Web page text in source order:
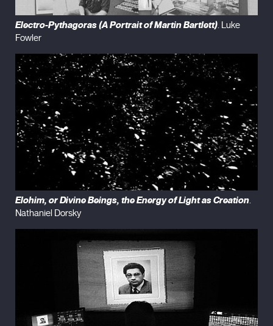
Electro-Pythagoras (A Portrait of Martin Bartlett). Luke
Fowler
Elohim, or Divine Beings, the Energy of Light as Creation.
Nathaniel Dorsky